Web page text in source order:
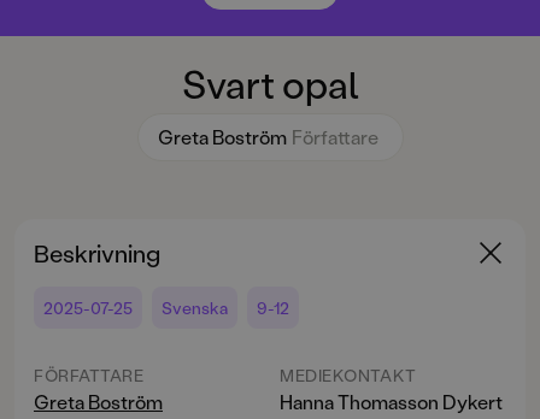
Svart opal
Greta Boström Författare
Beskrivning
2025-07-25 Svenska 9-12
FÖRFATTARE
Greta Boström
MEDIEKONTAKT
Hanna Thomasson Dykert